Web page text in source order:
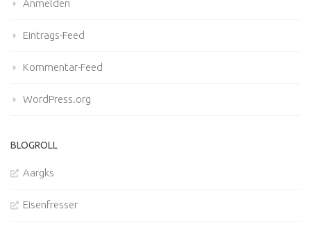
Anmelden
Eintrags-Feed
Kommentar-Feed
WordPress.org
BLOGROLL
Aargks
Eisenfresser